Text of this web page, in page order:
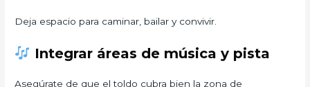
Deja espacio para caminar, bailar y convivir.
Integrar áreas de música y pista
Asegúrate de que el toldo cubra bien la zona de